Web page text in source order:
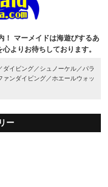
！
マーメイドは海遊びするあ
よりお待ちしております。
ダイビング／ シュノーケル／パラ
ァンダイビング／ホエールウォッ
ー